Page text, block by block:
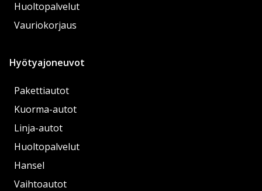
Huoltopalvelut
Vauriokorjaus
Hyötyajoneuvot
Pakettiautot
Kuorma-autot
Linja-autot
Huoltopalvelut
Hansel
Vaihtoautot